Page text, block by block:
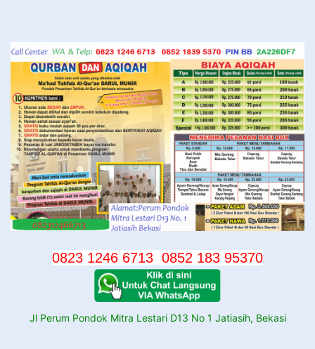
konten
0823 1246 6713 0852 183 95370
Jl Perum Pondok Mitra Lestari D13 No 1 Jatiasih, Bekasi